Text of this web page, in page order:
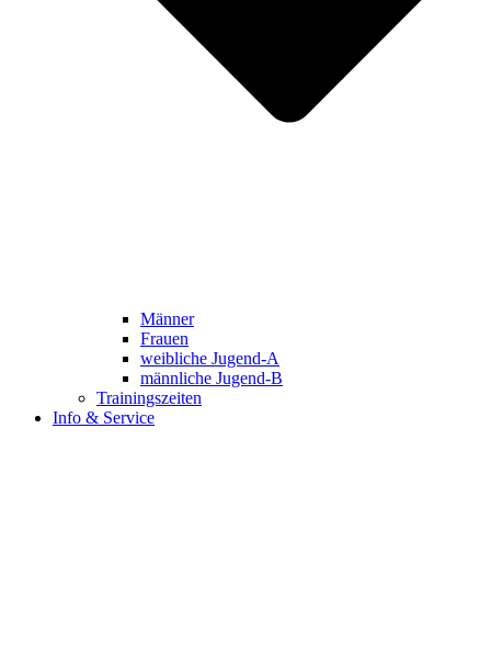
Männer
Frauen
weibliche Jugend-A
männliche Jugend-B
Trainingszeiten
Info & Service